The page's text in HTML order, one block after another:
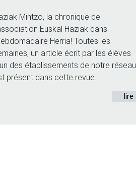
Mintzo, la chronique de
Euskal Haziak dans
Herria! Toutes les
un article écrit par les élèves
des établissements de notre réseau
présent dans cette revue.
lire